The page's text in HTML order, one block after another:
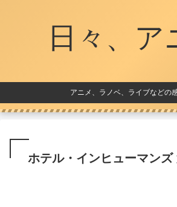
日々、ア
アニメ、ラノベ、ライブなどの
ホテル・インヒューマンズ